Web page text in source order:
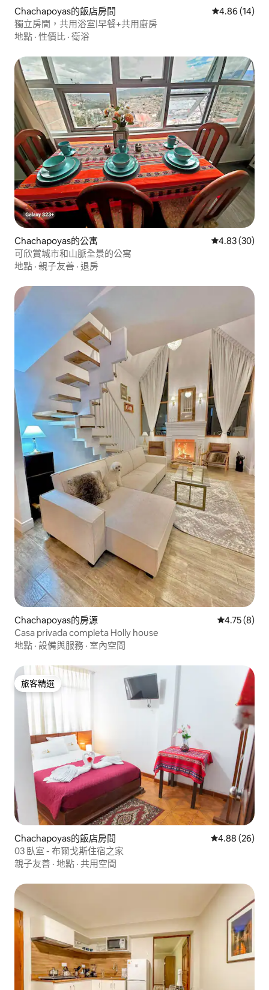
Chachapoyas的飯店房間 從 14 則評價
4.86 (14)
獨立房間，共用浴室|早餐+共用廚房
地點 · 性價比 · 衛浴
Chachapoyas的公寓 從 30 則評價
4.83 (30)
可欣賞城市和山脈全景的公寓
地點 · 親子友善 · 退房
Chachapoyas的房源 從 8 則評價
4.75 (8)
Casa privada completa Holly house
地點 · 設備與服務 · 室內空間
旅客精選
旅客精選
Chachapoyas的飯店房間 從 26 則評價
4.88 (26)
03 臥室 - 布爾戈斯住宿之家
親子友善 · 地點 · 共用空間